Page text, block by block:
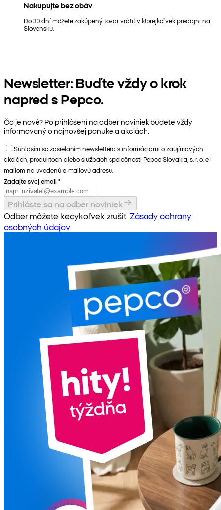
Nakupujte bez obáv
Do 30 dní môžete zakúpený tovar vrátiť v ktorejkoľvek predajni na
Slovensku.
Newsletter: Buďte vždy o krok
napred s Pepco.
Čo je nové? Po prihlásení na odber noviniek budete vždy
informovaný o najnovšej ponuke a akciách.
Súhlasím so zasielaním newslettera s informáciami o zaujímavých
akciách, produktoch alebo službách spoločnosti Pepco Slovakia, s. r. o. e-
mailom na uvedenú e-mailovú adresu.
Zadajte svoj email *
Prihláste sa na odber noviniek
Odber môžete kedykoľvek zrušiť. Zásady ochrany
osobných údajov